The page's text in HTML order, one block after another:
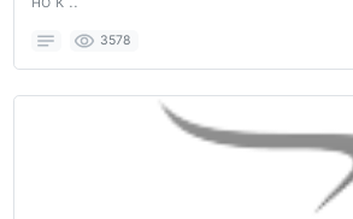
3578